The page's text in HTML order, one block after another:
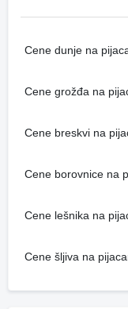
Cene dunje na
Cene grožđa na
Cene breskvi na
Cene borovnice na
Cene lešnika na
Cene šljiva na